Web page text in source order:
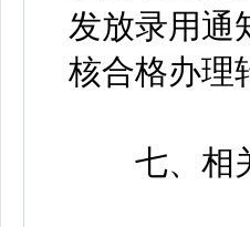
发放录用通
核合格办理
七、相